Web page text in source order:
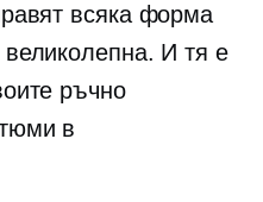
всяка форма
И тя е
ръчно
в